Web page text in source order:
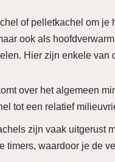
of pelletkachel om je
ook als
Hier zijn enkele van
over het algemeen
tot een relatief
zijn vaak uitgerust
timers, waardoor je de